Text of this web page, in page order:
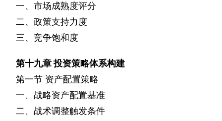
一、市场成熟度评分
二、政策支持力度
三、竞争饱和度
第十九章投资策略体系构建
第一节 资产配置策略
一、战略资产配置基准
二、战术调整触发条件